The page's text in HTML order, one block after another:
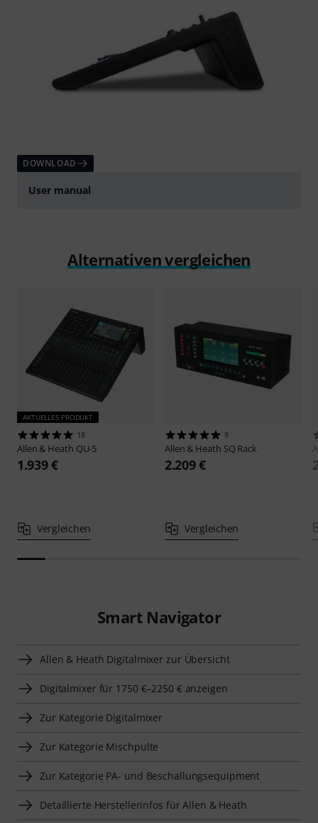
DOWNLOAD
User manual
Alternativen vergleichen
AKTUELLES PRODUKT
18
Allen & Heath QU-5
1.939 €
Vergleichen
9
Allen & Heath SQ Rack
2.209 €
Vergleichen
Smart Navigator
Allen & Heath Digitalmixer zur Übersicht
Digitalmixer für 1750 €–2250 € anzeigen
Zur Kategorie Digitalmixer
Zur Kategorie Mischpulte
Zur Kategorie PA- und Beschallungsequipment
Detaillierte Herstellerinfos für Allen & Heath